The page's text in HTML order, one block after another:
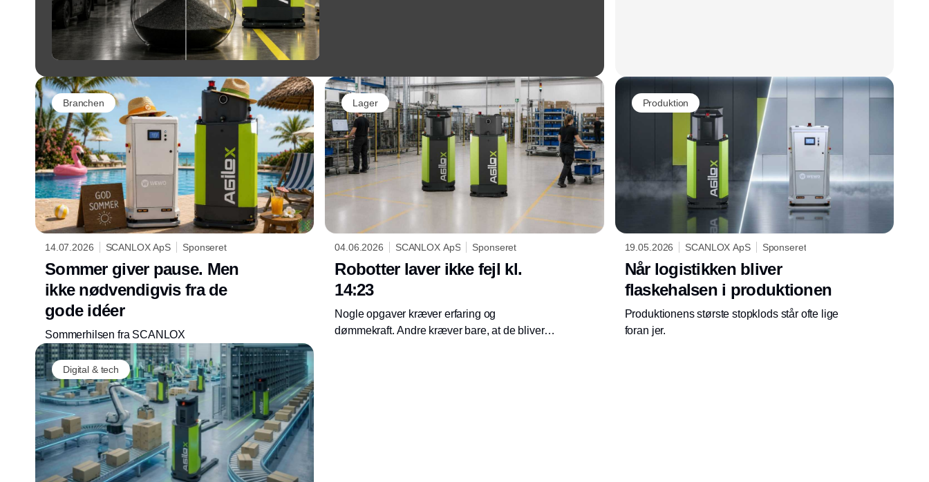
Branchen
14.07.2026 SCANLOX ApS Sponseret
Sommer giver pause. Men
ikke nødvendigvis fra de
gode idéer
Sommerhilsen fra SCANLOX
Lager
04.06.2026 SCANLOX ApS Sponseret
Robotter laver ikke fejl kl.
14:23
Nogle opgaver kræver erfaring og
dømmekraft. Andre kræver bare, at de bliver
Produktion
19.05.2026 SCANLOX ApS Sponseret
Når logistikken bliver
flaskehalsen i produktionen
Produktionens største stopklods står ofte lige
foran jer.
Digital & tech